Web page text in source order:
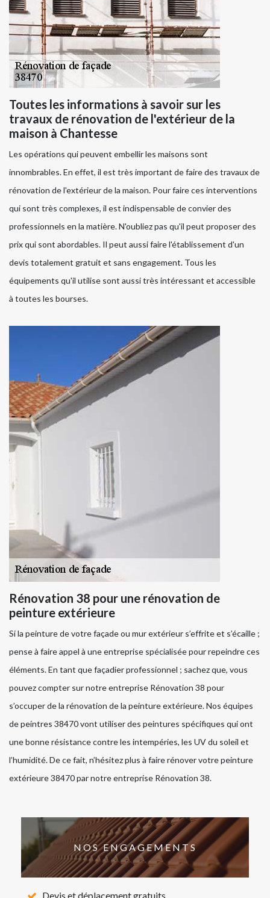
Toutes les informations à savoir sur les
travaux de rénovation de l'extérieur de la
maison à Chantesse
Les opérations qui peuvent embellir les maisons sont
innombrables. En effet, il est très important de faire des travaux de
rénovation de l'extérieur de la maison. Pour faire ces interventions
qui sont très complexes, il est indispensable de convier des
professionnels en la matière. N'oubliez pas qu'il peut proposer des
prix qui sont abordables. Il peut aussi faire l'établissement d'un
devis totalement gratuit et sans engagement. Tous les
équipements qu'il utilise sont aussi très intéressant et accessible
à toutes les bourses.
Rénovation 38 pour une rénovation de
peinture extérieure
Si la peinture de votre façade ou mur extérieur s’effrite et s’écaille ;
pense à faire appel à une entreprise spécialisée pour repeindre ces
éléments. En tant que façadier professionnel ; sachez que, vous
pouvez compter sur notre entreprise Rénovation 38 pour
s’occuper de la rénovation de la peinture extérieure. Nos équipes
de peintres 38470 vont utiliser des peintures spécifiques qui ont
une bonne résistance contre les intempéries, les UV du soleil et
l’humidité. De ce fait, n’hésitez plus à faire rénover votre peinture
extérieure 38470 par notre entreprise Rénovation 38.
NOS ENGAGEMENTS
Devis et déplacement gratuits